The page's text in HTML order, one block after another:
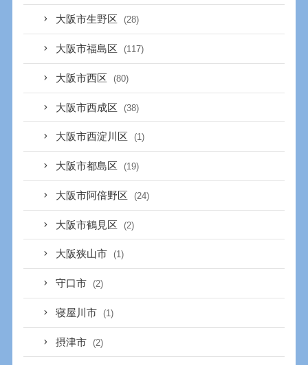
大阪市生野区 (28)
大阪市福島区 (117)
大阪市西区 (80)
大阪市西成区 (38)
大阪市西淀川区 (1)
大阪市都島区 (19)
大阪市阿倍野区 (24)
大阪市鶴見区 (2)
大阪狭山市 (1)
守口市 (2)
寝屋川市 (1)
摂津市 (2)